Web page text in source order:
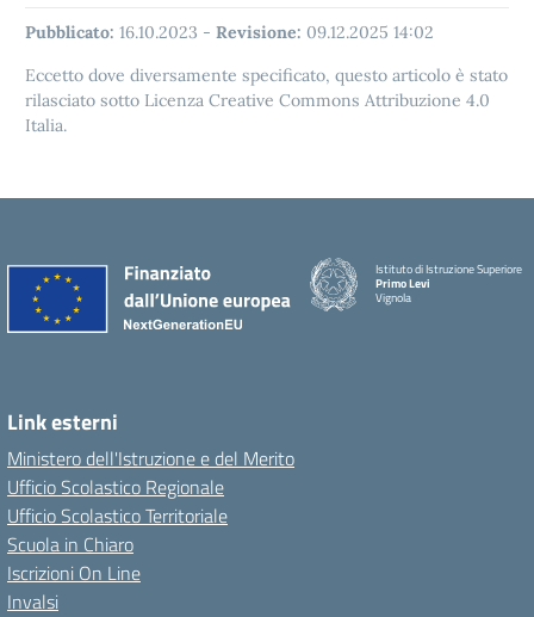
Pubblicato: 16.10.2023 - Revisione: 09.12.2025 14:02
Eccetto dove diversamente specificato, questo articolo è stato
rilasciato sotto Licenza Creative Commons Attribuzione 4.0
Italia.
Istituto di Istruzione Superiore
Primo Levi
Vignola
Link esterni
Ministero dell'Istruzione e del Merito
Ufficio Scolastico Regionale
Ufficio Scolastico Territoriale
Scuola in Chiaro
Iscrizioni On Line
Invalsi